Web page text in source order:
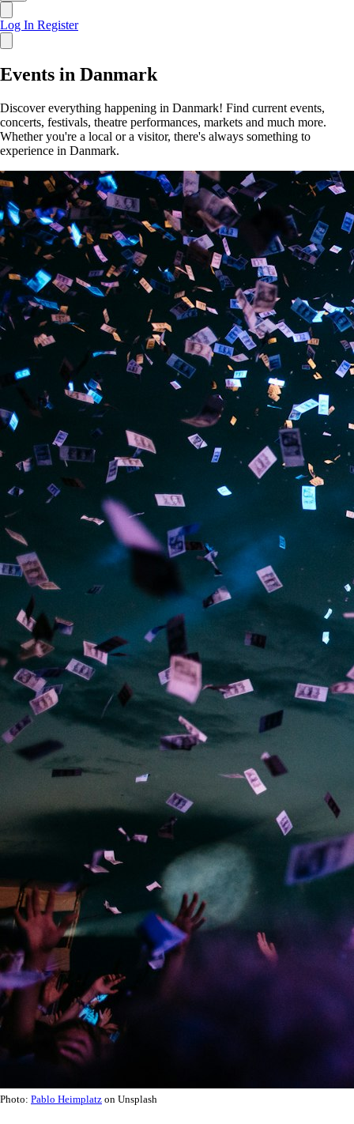
Log In Register
Events in Danmark
Discover everything happening in Danmark! Find current events,
concerts, festivals, theatre performances, markets and much more.
Whether you're a local or a visitor, there's always something to
experience in Danmark.
Photo: Pablo Heimplatz on Unsplash